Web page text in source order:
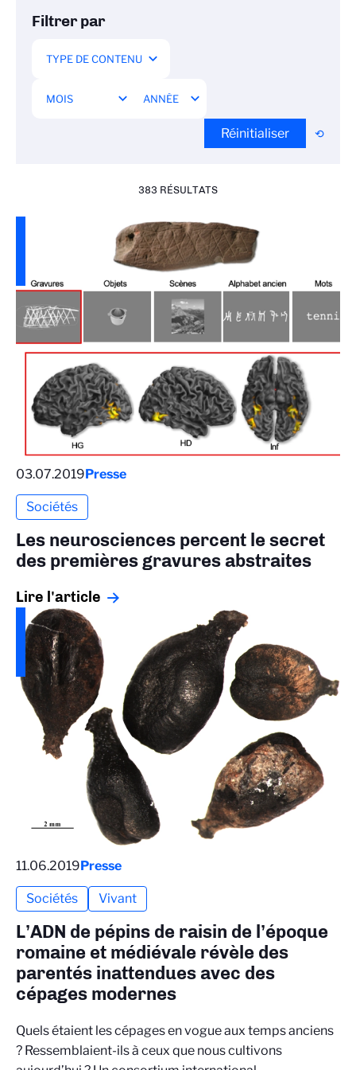
Filtrer par
Réinitialiser
383 RÉSULTATS
03.07.2019Presse
Sociétés
Les neurosciences percent le secret
des premières gravures abstraites
Lire l'article
11.06.2019Presse
Sociétés Vivant
L’ADN de pépins de raisin de l’époque
romaine et médiévale révèle des
parentés inattendues avec des
cépages modernes
Quels étaient les cépages en vogue aux temps anciens
? Ressemblaient-ils à ceux que nous cultivons